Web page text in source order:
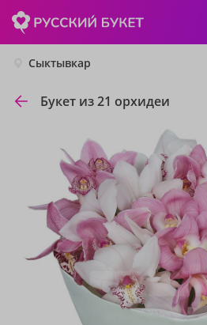
Сыктывкар
Букет из 21 орхидеи